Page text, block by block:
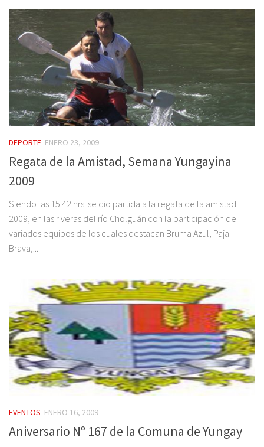
DEPORTE ENERO 23, 2009
Regata de la Amistad, Semana Yungayina
2009
Siendo las 15:42 hrs. se dio partida a la regata de la amistad
2009, en las riveras del río Cholguán con la participación de
variados equipos de los cuales destacan Bruma Azul, Paja
Brava,...
EVENTOS ENERO 16, 2009
Aniversario Nº 167 de la Comuna de Yungay